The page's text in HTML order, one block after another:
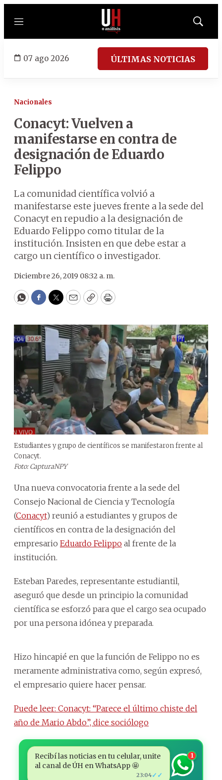
Menú
Mostrar
07 ago 2026 ÚLTIMAS NOTICIAS
Nacionales
Conacyt: Vuelven a
manifestarse en contra de
designación de Eduardo
Felippo
La comunidad científica volvió a
manifestarse este jueves frente a la sede del
Conacyt en repudio a la designación de
Eduardo Felippo como titular de la
institución. Insisten en que debe estar a
cargo un científico o investigador.
Diciembre 26, 2019 08:32 a. m.
WhatsApp
Facebook
Twitter
EmailCopyPrint
Estudiantes y grupo de científicos se manifestaron frente al
Conacyt.
Foto: CapturaNPY
Una nueva convocatoria frente a la sede del
Consejo Nacional de Ciencia y Tecnología
(Conacyt) reunió a estudiantes y grupos de
científicos en contra de la designación del
empresario Eduardo Felippo al frente de la
institución.
Esteban Paredes, representante estudiantil,
aseguró que desde un principio la comunidad
científica se esforzó para que el cargo sea ocupado
por una persona idónea y preparada.
Hizo hincapié en que la función de Felippo no es
meramente administrativa como, según expresó,
el empresario quiere hacer pensar.
Puede leer: Conacyt: “Parece el último chiste del
año de Mario Abdo”, dice sociólogo
Recibí las noticias en tu celular, unite
al canal de ÚH en WhatsApp 🤩
23:04✓✓
1